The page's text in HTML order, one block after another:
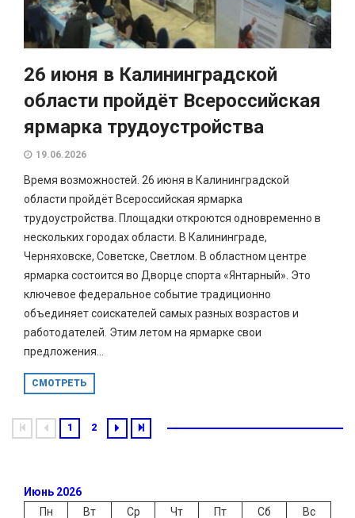
26 июня в Калининградской
области пройдёт Всероссийская
ярмарка трудоустройства
19.06.2026
Время возможностей. 26 июня в Калининградской
области пройдёт Всероссийская ярмарка
трудоустройства. Площадки откроются одновременно в
нескольких городах области. В Калининграде,
Черняховске, Советске, Светлом. В областном центре
ярмарка состоится во Дворце спорта «Янтарный». Это
ключевое федеральное событие традиционно
объединяет соискателей самых разных возрастов и
работодателей. Этим летом на ярмарке свои
предложения...
СМОТРЕТЬ
1 2
Июнь 2026
Пн
Вт Ср Чт Пт Сб Вс